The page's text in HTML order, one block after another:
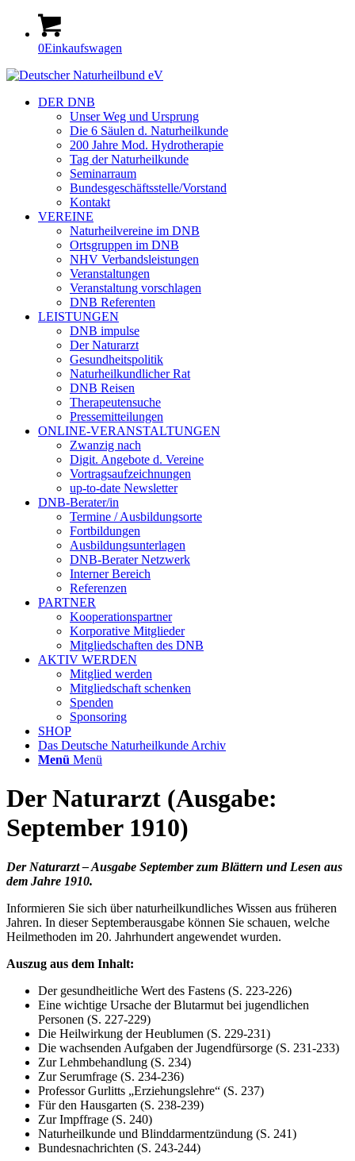
0Einkaufswagen
DER DNB
Unser Weg und Ursprung
Die 6 Säulen d. Naturheilkunde
200 Jahre Mod. Hydrotherapie
Tag der Naturheilkunde
Seminarraum
Bundesgeschäftsstelle/Vorstand
Kontakt
VEREINE
Naturheilvereine im DNB
Ortsgruppen im DNB
NHV Verbandsleistungen
Veranstaltungen
Veranstaltung vorschlagen
DNB Referenten
LEISTUNGEN
DNB impulse
Der Naturarzt
Gesundheitspolitik
Naturheilkundlicher Rat
DNB Reisen
Therapeutensuche
Pressemitteilungen
ONLINE-VERANSTALTUNGEN
Zwanzig nach
Digit. Angebote d. Vereine
Vortragsaufzeichnungen
up-to-date Newsletter
DNB-Berater/in
Termine / Ausbildungsorte
Fortbildungen
Ausbildungsunterlagen
DNB-Berater Netzwerk
Interner Bereich
Referenzen
PARTNER
Kooperationspartner
Korporative Mitglieder
Mitgliedschaften des DNB
AKTIV WERDEN
Mitglied werden
Mitgliedschaft schenken
Spenden
Sponsoring
SHOP
Das Deutsche Naturheilkunde Archiv
Menü Menü
Der Naturarzt (Ausgabe:
September 1910)
Der Naturarzt – Ausgabe September zum Blättern und Lesen aus
dem Jahre 1910.
Informieren Sie sich über naturheilkundliches Wissen aus früheren
Jahren. In dieser Septemberausgabe können Sie schauen, welche
Heilmethoden im 20. Jahrhundert angewendet wurden.
Auszug aus dem Inhalt:
Der gesundheitliche Wert des Fastens (S. 223-226)
Eine wichtige Ursache der Blutarmut bei jugendlichen
Personen (S. 227-229)
Die Heilwirkung der Heublumen (S. 229-231)
Die wachsenden Aufgaben der Jugendfürsorge (S. 231-233)
Zur Lehmbehandlung (S. 234)
Zur Serumfrage (S. 234-236)
Professor Gurlitts „Erziehungslehre“ (S. 237)
Für den Hausgarten (S. 238-239)
Zur Impffrage (S. 240)
Naturheilkunde und Blinddarmentzündung (S. 241)
Bundesnachrichten (S. 243-244)